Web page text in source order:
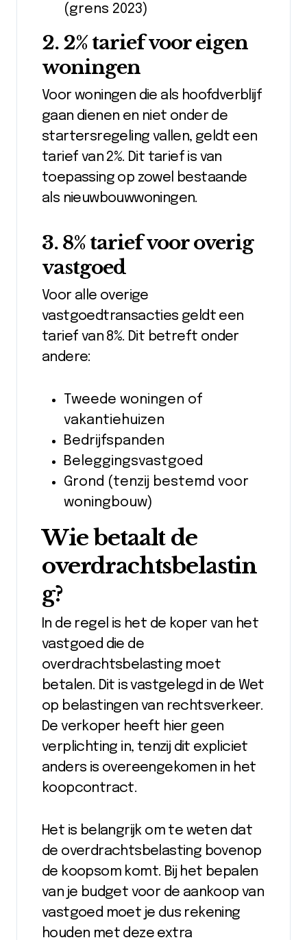
(grens 2023)
2. 2% tarief voor eigen
woningen
Voor woningen die als hoofdverblijf
gaan dienen en niet onder de
startersregeling vallen, geldt een
tarief van 2%. Dit tarief is van
toepassing op zowel bestaande
als nieuwbouwwoningen.
3. 8% tarief voor overig
vastgoed
Voor alle overige
vastgoedtransacties geldt een
tarief van 8%. Dit betreft onder
andere:
Tweede woningen of
vakantiehuizen
Bedrijfspanden
Beleggingsvastgoed
Grond (tenzij bestemd voor
woningbouw)
Wie betaalt de
overdrachtsbelastin
g?
In de regel is het de koper van het
vastgoed die de
overdrachtsbelasting moet
betalen. Dit is vastgelegd in de Wet
op belastingen van rechtsverkeer.
De verkoper heeft hier geen
verplichting in, tenzij dit expliciet
anders is overeengekomen in het
koopcontract.
Het is belangrijk om te weten dat
de overdrachtsbelasting bovenop
de koopsom komt. Bij het bepalen
van je budget voor de aankoop van
vastgoed moet je dus rekening
houden met deze extra